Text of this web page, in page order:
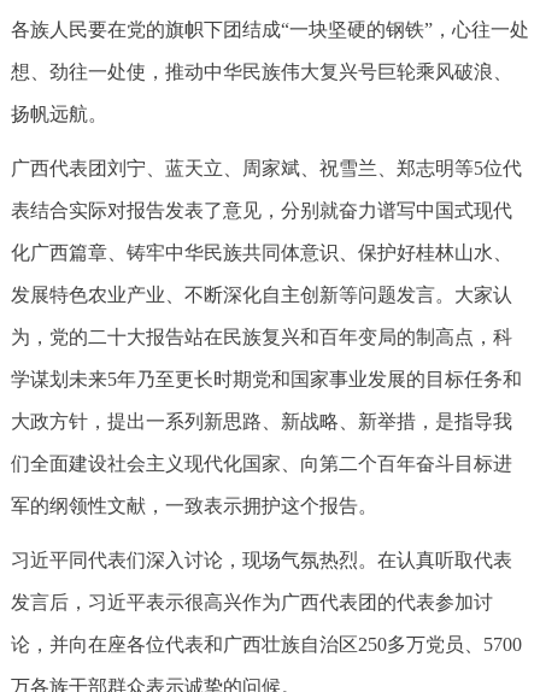
各族人民要在党的旗帜下团结成“一块坚硬的钢铁”，心往一处
想、劲往一处使，推动中华民族伟大复兴号巨轮乘风破浪、
扬帆远航。
广西代表团刘宁、蓝天立、周家斌、祝雪兰、郑志明等5位代
表结合实际对报告发表了意见，分别就奋力谱写中国式现代
化广西篇章、铸牢中华民族共同体意识、保护好桂林山水、
发展特色农业产业、不断深化自主创新等问题发言。大家认
为，党的二十大报告站在民族复兴和百年变局的制高点，科
学谋划未来5年乃至更长时期党和国家事业发展的目标任务和
大政方针，提出一系列新思路、新战略、新举措，是指导我
们全面建设社会主义现代化国家、向第二个百年奋斗目标进
军的纲领性文献，一致表示拥护这个报告。
习近平同代表们深入讨论，现场气氛热烈。在认真听取代表
发言后，习近平表示很高兴作为广西代表团的代表参加讨
论，并向在座各位代表和广西壮族自治区250多万党员、5700
万各族干部群众表示诚挚的问候。